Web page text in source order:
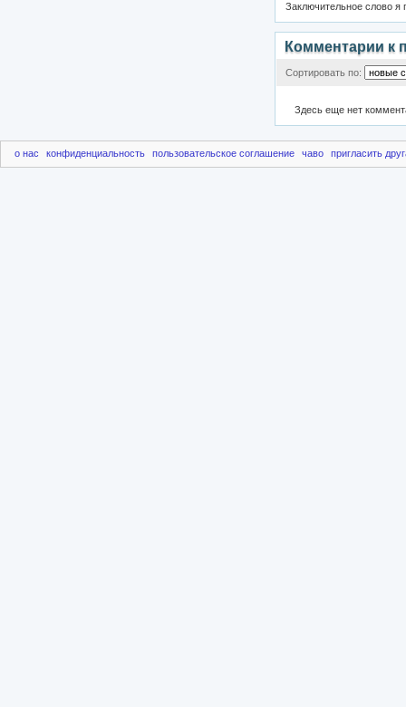
Заключительное слово
Комментарии к
Сортировать по:
Здесь еще нет
о нас конфиденциальность пользовательское соглашение чаво пригласить